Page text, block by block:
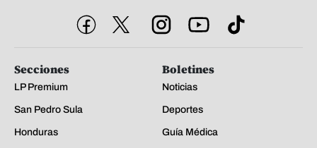
Secciones
LP Premium
San Pedro Sula
Honduras
Boletines
Noticias
Deportes
Guía Médica